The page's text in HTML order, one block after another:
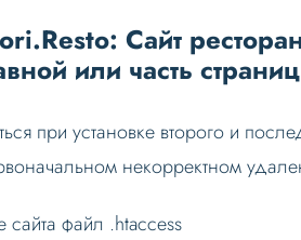
Сайт
или часть страниц
при установке второго и
некорректном
сайта файл .htaccess